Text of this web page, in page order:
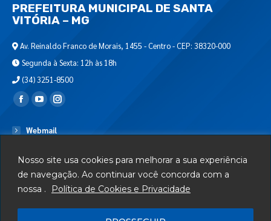
Nosso site usa cookies para melhorar a sua experiência
de navegação. Ao continuar você concorda com a
nossa .
Política de Cookies e Privacidade
PREFEITURA MUNICIPAL DE SANTA
VITÓRIA – MG
Av. Reinaldo Franco de Morais, 1455 - Centro - CEP: 38320-000
Segunda à Sexta: 12h às 18h
(34) 3251-8500
Encontre-nos em:
Webmail
Serviços
Telefones Úteis